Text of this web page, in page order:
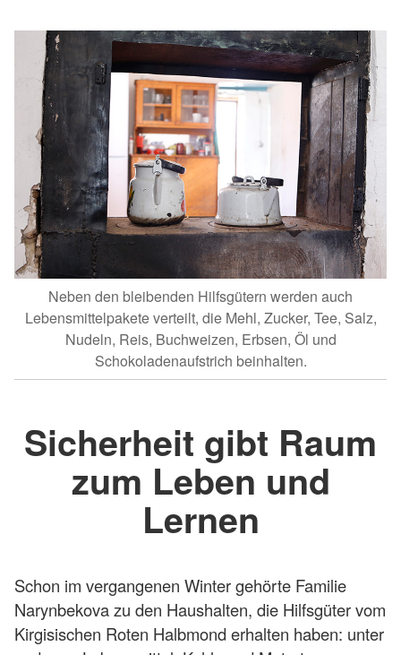
Neben den bleibenden Hilfsgütern werden auch
Lebensmittelpakete verteilt, die Mehl, Zucker, Tee, Salz,
Nudeln, Reis, Buchweizen, Erbsen, Öl und
Schokoladenaufstrich beinhalten.
Sicherheit gibt Raum
zum Leben und
Lernen
Schon im vergangenen Winter gehörte Familie
Narynbekova zu den Haushalten, die Hilfsgüter vom
Kirgisischen Roten Halbmond erhalten haben: unter